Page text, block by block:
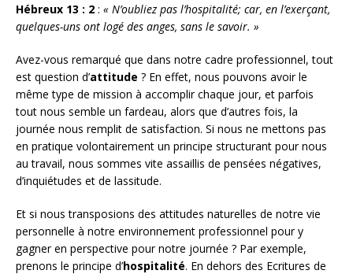
Hébreux 13 : 2 : « N’oubliez pas l’hospitalité; car, en l’exerçant,
quelques-uns ont logé des anges, sans le savoir. »
Avez-vous remarqué que dans notre cadre professionnel, tout
est question d’attitude ? En effet, nous pouvons avoir le
même type de mission à accomplir chaque jour, et parfois
tout nous semble un fardeau, alors que d’autres fois, la
journée nous remplit de satisfaction. Si nous ne mettons pas
en pratique volontairement un principe structurant pour nous
au travail, nous sommes vite assaillis de pensées négatives,
d’inquiétudes et de lassitude.
Et si nous transposions des attitudes naturelles de notre vie
personnelle à notre environnement professionnel pour y
gagner en perspective pour notre journée ? Par exemple,
prenons le principe d’hospitalité. En dehors des Ecritures de